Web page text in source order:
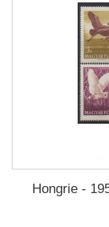
Hongrie -